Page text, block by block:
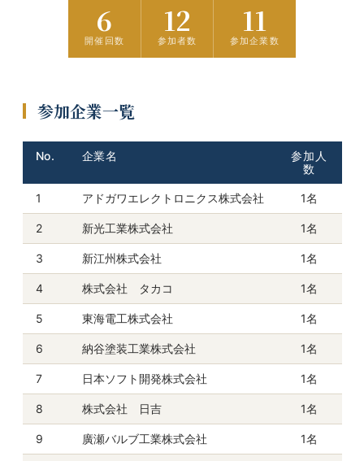
6
開催回数
12
参加者数
11
参加企業数
参加企業一覧
No. 企業名
参加人
数
1 アドガワエレクトロニクス株式会社 1名
2 新光工業株式会社 1名
3 新江州株式会社 1名
4 株式会社 タカコ 1名
5 東海電工株式会社 1名
6 納谷塗装工業株式会社 1名
7 日本ソフト開発株式会社 1名
8 株式会社 日吉 1名
9 廣瀬バルブ工業株式会社 1名